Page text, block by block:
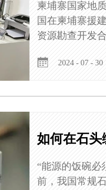
柬埔寨国家地
国在柬埔寨援
资源勘查开发
2024 - 07 - 30
如何在石头
“能源的饭碗必
前，我国常规